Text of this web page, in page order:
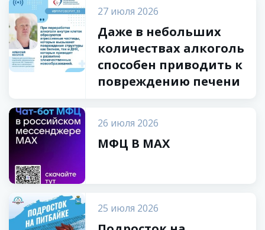
27 июля 2026
Даже в небольших
количествах алкоголь
способен приводить к
повреждению печени
26 июля 2026
МФЦ В МАХ
25 июля 2026